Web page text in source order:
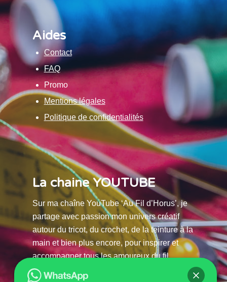
Aides
Contact
FAQ
Promo
Mentions légales
Politique de confidentialités
La chaine YOUTUBE
Sur ma chaîne YouTube ‘Au Fil d’Horus’, je
partage avec passion mon univers créatif
autour du tricot, du crochet, de la teinture à la
main et bien plus encore, pour inspirer et
accompagner tous les amoureux du fil.